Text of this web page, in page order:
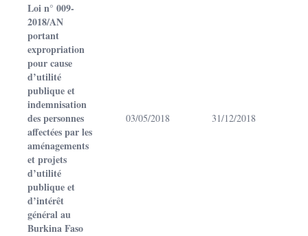
Loi n° 009-
2018/AN
portant
expropriation
pour cause
d’utilité
publique et
indemnisation
des personnes
affectées par les
aménagements
et projets
d’utilité
publique et
d’intérêt
général au
Burkina Faso
03/05/2018 31/12/2018